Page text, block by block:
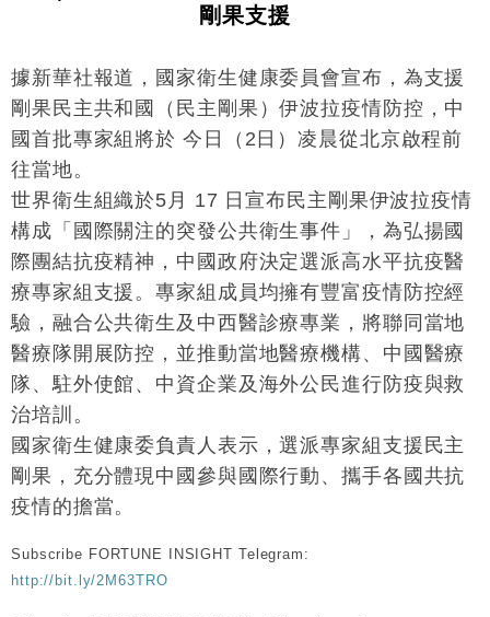
剛果支援
據新華社報道，國家衛生健康委員會宣布，為支援
剛果民主共和國（民主剛果）伊波拉疫情防控，中
國首批專家組將於 今日（2日）凌晨從北京啟程前
往當地。
世界衛生組織於5月 17 日宣布民主剛果伊波拉疫情
構成「國際關注的突發公共衛生事件」，為弘揚國
際團結抗疫精神，中國政府決定選派高水平抗疫醫
療專家組支援。專家組成員均擁有豐富疫情防控經
驗，融合公共衛生及中西醫診療專業，將聯同當地
醫療隊開展防控，並推動當地醫療機構、中國醫療
隊、駐外使館、中資企業及海外公民進行防疫與救
治培訓。
國家衛生健康委負責人表示，選派專家組支援民主
剛果，充分體現中國參與國際行動、攜手各國共抗
疫情的擔當。
Subscribe FORTUNE INSIGHT Telegram:
http://bit.ly/2M63TRO